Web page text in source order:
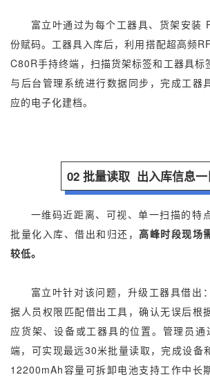
富立叶通过为每个工器具、货架安装
份赋码。工器具入库后，利用搭配超高频
C80R手持终端，扫描货架标签和工器具标
与后台管理系统进行数据同步，完成工器
应的电子化建档。
02 批量读取 出入库信息
一维码近距离、可视、单一扫描的特
批量化入库、借出和归还， 高峰时段现场
较低。
富立叶针对该问题，升级工器具借出
据人员权限匹配借出工具，确认无误后根
应货架、设备或工器具的位置。管理员
端，可实现最远30米批量读取，完成设备
12200mAh容量可拆卸电池支持工作中长